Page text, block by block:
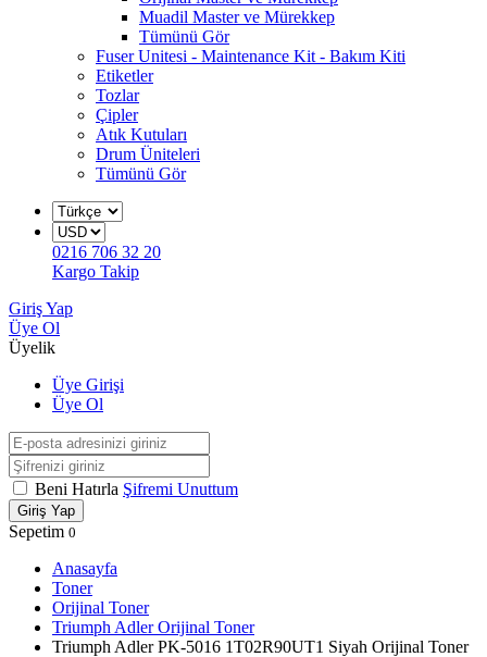
Muadil Master ve Mürekkep
Tümünü Gör
Fuser Unitesi - Maintenance Kit - Bakım Kiti
Etiketler
Tozlar
Çipler
Atık Kutuları
Drum Üniteleri
Tümünü Gör
0216 706 32 20
Kargo Takip
Giriş Yap
Üye Ol
Üyelik
Üye Girişi
Üye Ol
Beni Hatırla Şifremi Unuttum
Giriş Yap
Sepetim 0
Anasayfa
Toner
Orijinal Toner
Triumph Adler Orijinal Toner
Triumph Adler PK-5016 1T02R90UT1 Siyah Orijinal Toner